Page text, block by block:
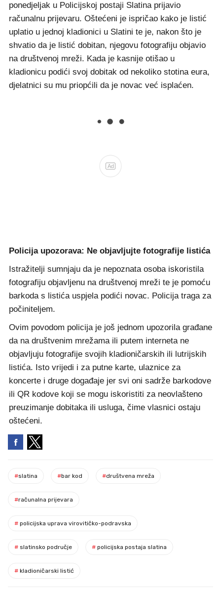
ponedjeljak u Policijskoj postaji Slatina prijavio
računalnu prijevaru. Oštećeni je ispričao kako je listić
uplatio u jednoj kladionici u Slatini te je, nakon što je
shvatio da je listić dobitan, njegovu fotografiju objavio
na društvenoj mreži. Kada je kasnije otišao u
kladionicu podići svoj dobitak od nekoliko stotina eura,
djelatnici su mu priopćili da je novac već isplaćen.
Ad
Policija upozorava: Ne objavljujte fotografije listića
Istražitelji sumnjaju da je nepoznata osoba iskoristila
fotografiju objavljenu na društvenoj mreži te je pomoću
barkoda s listića uspjela podići novac. Policija traga za
počiniteljem.
Ovim povodom policija je još jednom upozorila građane
da na društvenim mrežama ili putem interneta ne
objavljuju fotografije svojih kladioničarskih ili lutrijskih
listića. Isto vrijedi i za putne karte, ulaznice za
koncerte i druge događaje jer svi oni sadrže barkodove
ili QR kodove koji se mogu iskoristiti za neovlašteno
preuzimanje dobitaka ili usluga, čime vlasnici ostaju
oštećeni.
#slatina #bar kod #društvena mreža
#računalna prijevara
# policijska uprava virovitičko-podravska
# slatinsko područje # policijska postaja slatina
# kladioničarski listić